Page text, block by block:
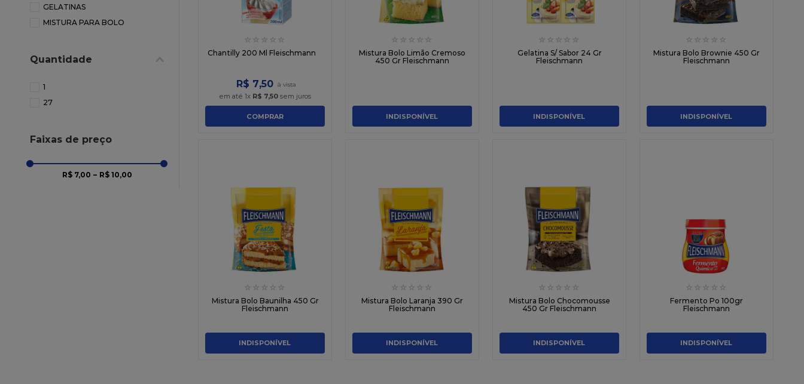
GELATINAS
MISTURA PARA BOLO
Quantidade
1
27
Faixas de preço
R$ 7,00 – R$ 10,00
☆ ☆ ☆ ☆ ☆
Chantilly 200 Ml Fleischmann
R$ 7,50
em até 1x R$ 7,50 sem juros
COMPRAR
☆ ☆ ☆ ☆ ☆
Mistura Bolo Limão Cremoso
450 Gr Fleischmann
INDISPONÍVEL
☆ ☆ ☆ ☆ ☆
Gelatina S/ Sabor 24 Gr
Fleischmann
INDISPONÍVEL
☆ ☆ ☆ ☆ ☆
Mistura Bolo Brownie 450 Gr
Fleischmann
INDISPONÍVEL
☆ ☆ ☆ ☆ ☆
Mistura Bolo Baunilha 450 Gr
Fleischmann
INDISPONÍVEL
☆ ☆ ☆ ☆ ☆
Mistura Bolo Laranja 390 Gr
Fleischmann
INDISPONÍVEL
☆ ☆ ☆ ☆ ☆
Mistura Bolo Chocomousse
450 Gr Fleischmann
INDISPONÍVEL
☆ ☆ ☆ ☆ ☆
Fermento Po 100gr
Fleischmann
INDISPONÍVEL